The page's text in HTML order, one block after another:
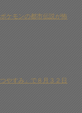
ケモンの都市伝説が怖
やすみ」で８月３２日